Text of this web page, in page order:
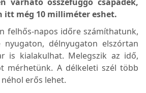
itt még 10 milliméter eshet.
felhős-napos időre számíthatunk,
délnyugaton elszórtan
is kialakulhat. Melegszik az idő,
mérhetünk. A délkeleti szél több
erős lehet.